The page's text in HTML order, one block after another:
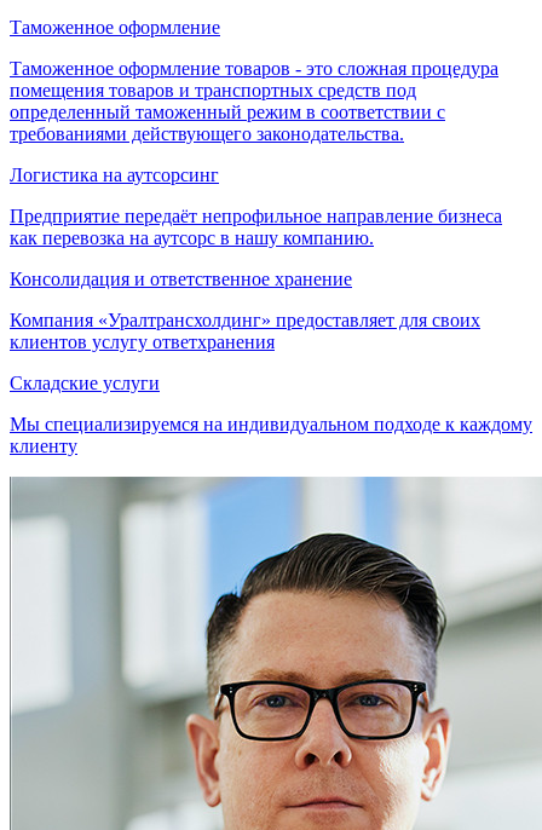
Таможенное оформление
Таможенное оформление товаров - это сложная процедура
помещения товаров и транспортных средств под
определенный таможенный режим в соответствии с
требованиями действующего законодательства.
Логистика на аутсорсинг
Предприятие передаёт непрофильное направление бизнеса
как перевозка на аутсорс в нашу компанию.
Консолидация и ответственное хранение
Компания «Уралтрансхолдинг» предоставляет для своих
клиентов услугу ответхранения
Складские услуги
Мы специализируемся на индивидуальном подходе к каждому
клиенту